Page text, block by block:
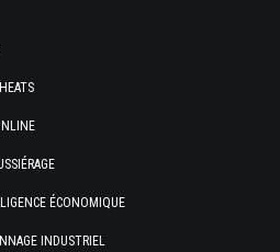
ÉCONOMIQUE
INDUSTRIEL